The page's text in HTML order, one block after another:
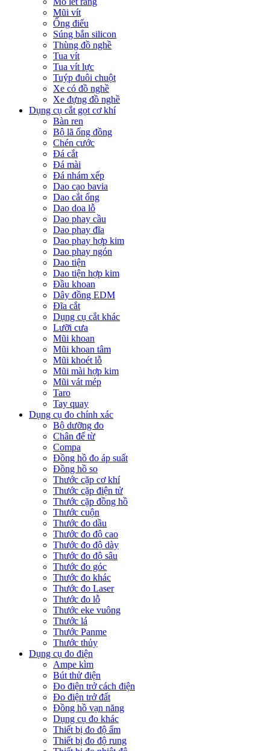
Mũi vít
Ống điếu
Súng bắn silicon
Thùng đồ nghề
Tua vít
Tua vít lực
Tuýp đuôi chuột
Xe có đồ nghề
Xe đựng đồ nghề
Dụng cụ cắt gọt cơ khí
Bàn ren
Bộ lã ống đồng
Chén cước
Đá cắt
Đá mài
Đá nhám xếp
Dao cạo bavia
Dao cắt ống
Dao doa lỗ
Dao phay cầu
Dao phay đĩa
Dao phay hợp kim
Dao phay ngón
Dao tiện
Dao tiện hợp kim
Đầu khoan
Dây đồng EDM
Đĩa cắt
Dụng cụ cắt khác
Lưỡi cưa
Mũi khoan
Mũi khoan tâm
Mũi khoét lỗ
Mũi mài hợp kim
Mũi vát mép
Taro
Tay quay
Dụng cụ đo chính xác
Bộ dưỡng đo
Chân đế từ
Compa
Đồng hồ đo áp suất
Đồng hồ so
Thước cặp cơ khí
Thước cặp điện tử
Thước cặp đồng hồ
Thước cuộn
Thước đo dầu
Thước đo độ cao
Thước đo độ dày
Thước đo độ sâu
Thước đo góc
Thước đo khác
Thước đo Laser
Thước đo lỗ
Thước eke vuông
Thước lá
Thước Panme
Thước thủy
Dụng cụ đo điện
Ampe kìm
Bút thử điện
Đo điện trở cách điện
Đo điện trở đất
Đồng hồ vạn năng
Dụng cụ đo khác
Thiết bị đo độ ẩm
Thiết bị đo độ rung